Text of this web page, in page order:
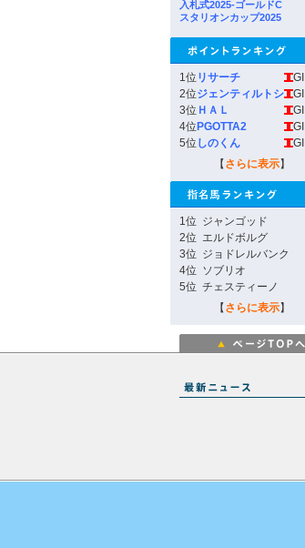
入札式2025-ゴールドC
スタリオンカップ2025
1位 リサーチ
GI
2位ジェンティルトシ
GI
3位 ＨＡＬ
GI
4位 PGOTTA2
GI
5位 しのくん
GI
【 さらに表示】
1位 ジャンゴッド
2位 エルドボルグ
3位 ジョドレルバンク
4位 ソブリオ
5位 チェスティーノ
【 さらに表示】